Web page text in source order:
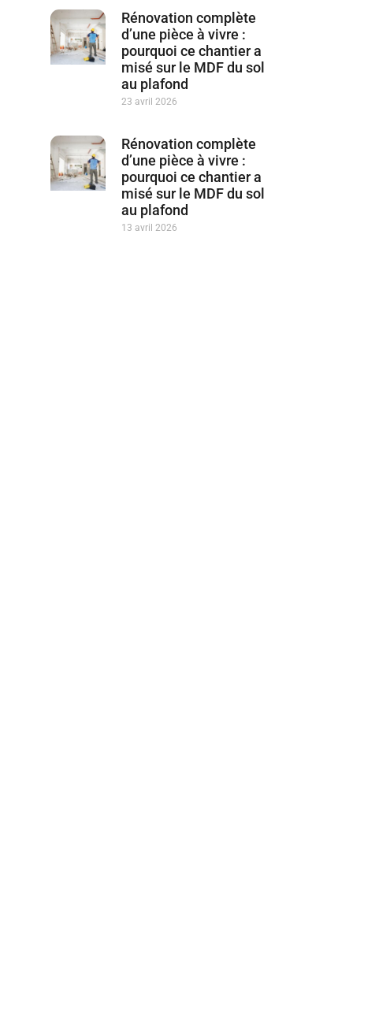
Rénovation complète
d’une pièce à vivre :
pourquoi ce chantier a
misé sur le MDF du sol
au plafond
23 avril 2026
Rénovation complète
d’une pièce à vivre :
pourquoi ce chantier a
misé sur le MDF du sol
au plafond
13 avril 2026